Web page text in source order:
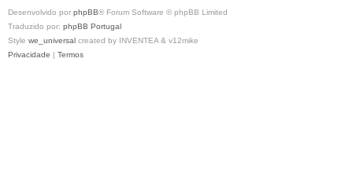
Desenvolvido por phpBB® Forum Software © phpBB Limited
Traduzido por: phpBB Portugal
Style we_universal created by INVENTEA & v12mike
Privacidade | Termos